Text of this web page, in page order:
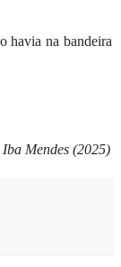
havia na bandeira
Mendes (2025)